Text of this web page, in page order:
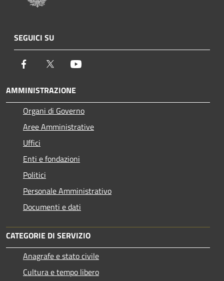
SEGUICI SU
Facebook Twitter
AMMINISTRAZIONE
Organi di Governo
Aree Amministrative
Uffici
Enti e fondazioni
Politici
Personale Amministrativo
Documenti e dati
CATEGORIE DI SERVIZIO
Anagrafe e stato civile
Cultura e tempo libero